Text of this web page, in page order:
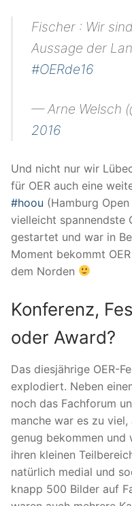
Fischer : Wir
Aussage der
#OERde16
— Arne Welsch
2016
Und nicht nur wir
für OER auch eine
#hoou (Hamburg
vielleicht spannendste
gestartet und war in
Moment bekommt
dem Norden
Konferenz,
oder Award?
Das diesjährige OER-
explodiert. Neben
noch das Fachforum
manche war es zu
genug bekommen und
ihren kleinen
natürlich medial und
knapp 500 Bilder auf